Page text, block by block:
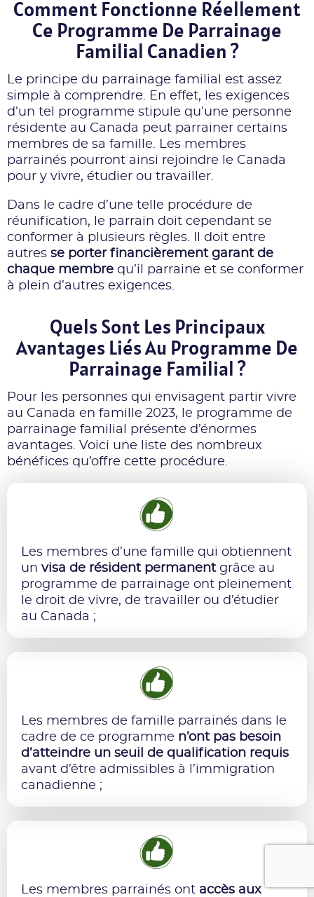
Comment Fonctionne Réellement
Ce Programme De Parrainage
Familial Canadien ?
Le principe du parrainage familial est assez
simple à comprendre. En effet, les exigences
d’un tel programme stipule qu’une personne
résidente au Canada peut parrainer certains
membres de sa famille. Les membres
parrainés pourront ainsi rejoindre le Canada
pour y vivre, étudier ou travailler.
Dans le cadre d’une telle procédure de
réunification, le parrain doit cependant se
conformer à plusieurs règles. Il doit entre
autres se porter financièrement garant de
chaque membre qu’il parraine et se conformer
à plein d’autres exigences.
Quels Sont Les Principaux
Avantages Liés Au Programme De
Parrainage Familial ?
Pour les personnes qui envisagent partir vivre
au Canada en famille 2023, le programme de
parrainage familial présente d’énormes
avantages. Voici une liste des nombreux
bénéfices qu’offre cette procédure.
Les membres d’une famille qui obtiennent
un visa de résident permanentgrâce au
programme de parrainage ont pleinement
le droit de vivre, de travailler ou d’étudier
au Canada ;
Les membres de famille parrainés dans le
cadre de ce programme n’ont pas besoin
d’atteindre un seuil de qualification requis
avant d’être admissibles à l’immigration
canadienne ;
Les membres parrainés ont accès aux